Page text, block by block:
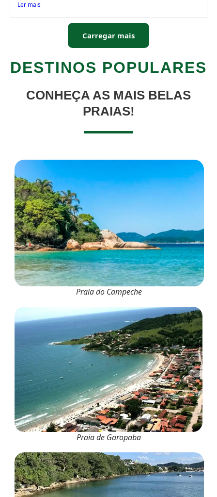
Ler mais
Carregar mais
DESTINOS POPULARES
CONHEÇA AS MAIS BELAS
PRAIAS!
Praia do Campeche
Praia de Garopaba